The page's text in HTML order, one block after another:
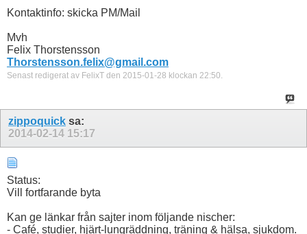
Kontaktinfo: skicka PM/Mail
Mvh
Felix Thorstensson
Thorstensson.felix@gmail.com
Senast redigerat av FelixT den 2015-01-28 klockan 22:50.
zippoquick sa:
2014-02-14 15:17
Status:
Vill fortfarande byta
Kan ge länkar från sajter inom följande nischer:
- Café, studier, hjärt-lungräddning, träning & hälsa, sjukdom.